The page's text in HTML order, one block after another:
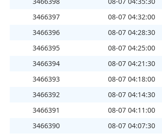
3466397
08-07 04:32:00
3466396
08-07 04:28:30
3466395
08-07 04:25:00
3466394
08-07 04:21:30
3466393
08-07 04:18:00
3466392
08-07 04:14:30
3466391
08-07 04:11:00
3466390
08-07 04:07:30